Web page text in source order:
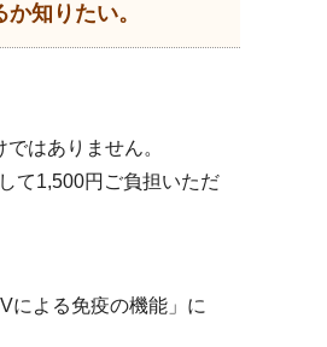
知りたい。
はありません。
て1,500円ご負担いただ
による免疫の機能」に